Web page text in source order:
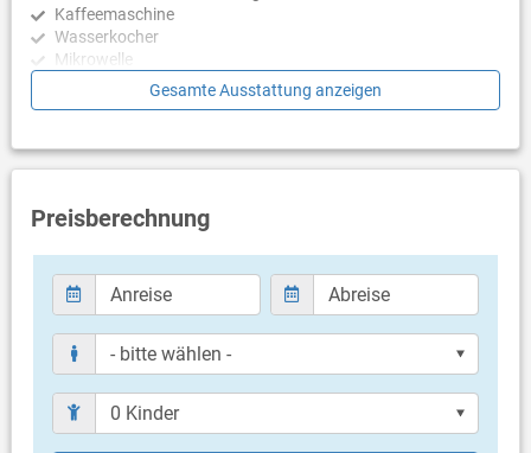
Kaffeemaschine
Wasserkocher
Mikrowelle
Schlafzimmer
Schlafzimmer mit Doppelbett
Schlafzimmer mit Doppelbett
Schlafzimmer mit Doppelbett
Schlafzimmer mit Doppelbett
Badezimmer
Bad mit WC, Dusche (en suite)
Bad mit WC, Dusche (en suite)
Bad mit WC, Dusche (en suite)
Gesamte Ausstattung anzeigen
Preisberechnung